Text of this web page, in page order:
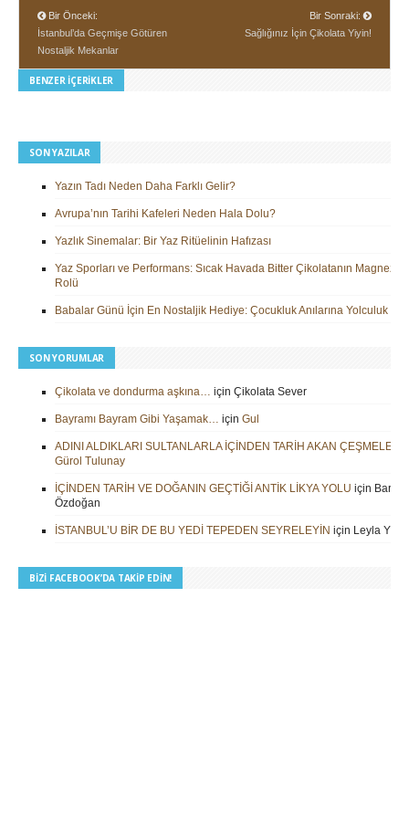
Bir Önceki:
İstanbul’da Geçmişe Götüren
Nostaljik Mekanlar
Bir Sonraki:
Sağlığınız İçin Çikolata Yiyin!
BENZER İÇERIKLER
SON YAZILAR
Yazın Tadı Neden Daha Farklı Gelir?
Avrupa’nın Tarihi Kafeleri Neden Hala Dolu?
Yazlık Sinemalar: Bir Yaz Ritüelinin Hafızası
Yaz Sporları ve Performans: Sıcak Havada Bitter Çikolatanın
Rolü
Babalar Günü İçin En Nostaljik Hediye: Çocukluk Anılarına Yolculuk
SON YORUMLAR
Çikolata ve dondurma aşkına… için Çikolata Sever
Bayramı Bayram Gibi Yaşamak… için Gul
ADINI ALDIKLARI SULTANLARLA İÇİNDEN TARİH AKAN ÇEŞMELER
Gürol Tulunay
İÇİNDEN TARİH VE DOĞANIN GEÇTİĞİ ANTİK LİKYA YOLU için
Özdoğan
İSTANBUL’U BİR DE BU YEDİ TEPEDEN SEYRELEYİN için Leyla
BIZI FACEBOOK’DA TAKIP EDIN!